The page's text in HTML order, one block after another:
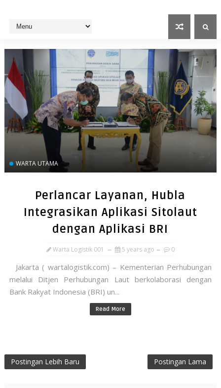
WARTA UTAMA
Perlancar Layanan, Hubla
Integrasikan Aplikasi Sitolaut
dengan Aplikasi BRI
Warta Logistik 001 5 years ago 0
Jakarta ( wartalogistik.com) – Kementerian Perhubungan
melalui Ditjen Perhubungan Laut berkolaborasi dengan
Bank Rakyat Indonesia (BRI) un...
Read More
Postingan Lebih Baru Postingan Lama